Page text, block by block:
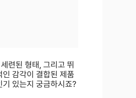
련된 형태, 그리고 뛰
감각이 결합된 제품
있는지 궁금하시죠?